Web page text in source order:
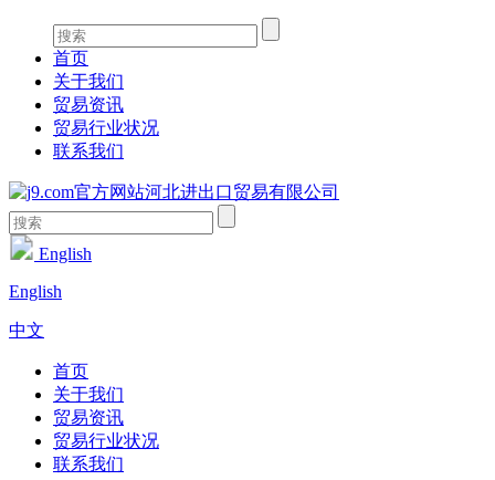
首页
关于我们
贸易资讯
贸易行业状况
联系我们
English
English
中文
首页
关于我们
贸易资讯
贸易行业状况
联系我们